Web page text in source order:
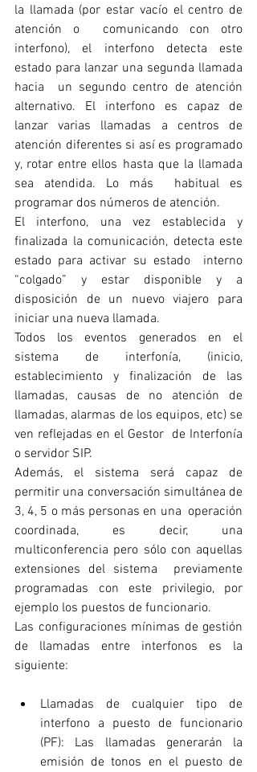
la llamada (por estar vacío el centro de
atención o  comunicando con otro
interfono), el interfono detecta este
estado para lanzar una segunda llamada
hacia  un segundo centro de atención
alternativo. El interfono es capaz de
lanzar varias llamadas a centros de
atención diferentes si así es programado
y, rotar entre ellos hasta que la llamada
sea atendida. Lo más  habitual es
programar dos números de atención.
El interfono, una vez establecida y
finalizada la comunicación, detecta este
estado para activar su estado  interno
“colgado” y estar disponible y a
disposición de un nuevo viajero para
iniciar una nueva llamada.
Todos los eventos generados en el
sistema de interfonía, (inicio,
establecimiento y finalización de las
llamadas, causas de no atención de
llamadas, alarmas de los equipos, etc) se
ven reflejadas en el Gestor  de Interfonía
o servidor SIP.
Además, el sistema será capaz de
permitir una conversación simultánea de
3, 4, 5 o más personas en una  operación
coordinada, es decir, una
multiconferencia pero sólo con aquellas
extensiones del sistema  previamente
programadas con este privilegio, por
ejemplo los puestos de funcionario.
Las configuraciones mínimas de gestión
de llamadas entre interfonos es la
siguiente:
Llamadas de cualquier tipo de
interfono a puesto de funcionario
(PF): Las llamadas generarán la
emisión de tonos en el puesto de